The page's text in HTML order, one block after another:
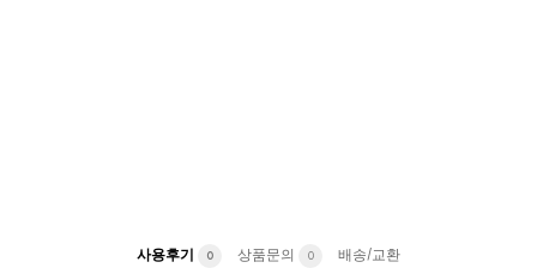
사용후기 0 상품문의 0 배송/교환